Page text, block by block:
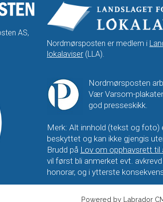
AS,
Nordmørsposten er medlem i
lokalaviser(LLA).
Nordmørsposten
Vær Varsom-
god presseskikk.
Merk: Alt innhold (tekst og foto)
beskyttet og kan ikke gjengis
Brudd på Lov om opphavsrett til
vil først bli anmerket evt. avkrevd
honorar, og i ytterste
Powered by Labrador